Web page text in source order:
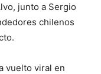
junto a Sergio
chilenos
vuelto viral en